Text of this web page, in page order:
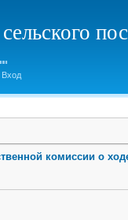
Вход
комиссии о